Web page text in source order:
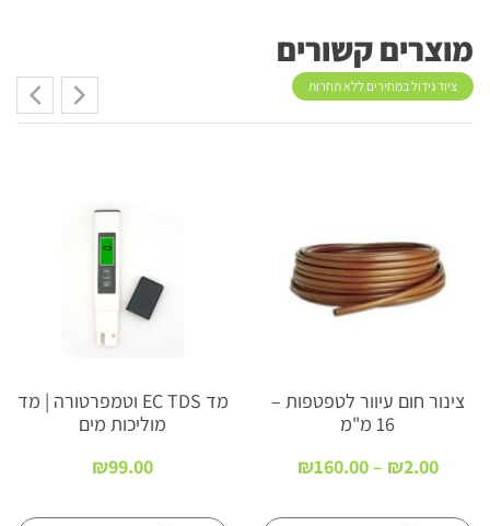
מוצרים קשורים
ציוד גידול במחירים ללא תחרות
צינור חום עיוור לטפטפות –
16 מ"מ
₪2.00
–
₪160.00
מד EC TDS וטמפרטורה | מד
מוליכות מים
₪99.00